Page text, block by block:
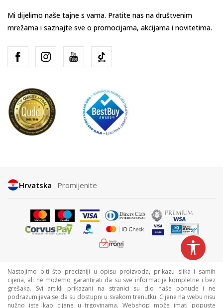
Mi dijelimo naše tajne s vama. Pratite nas na društvenim
mrežama i saznajte sve o promocijama, akcijama i novitetima.
Hrvatska Promijenite
Nastojimo biti što precizniji u opisu proizvoda, prikazu slika i samih
cijena, ali ne možemo garantirati da su sve informacije kompletne i bez
grešaka. Svi artikli prikazani na stranici su dio naše ponude i ne
podrazumijeva se da su dostupni u svakom trenutku. Cijene na webu nisu
nužno iste kao cijene u trgovinama. Webshop može imati popuste